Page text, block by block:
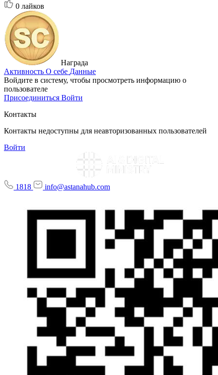
0 лайков
Награда
Активность О себе Данные
Войдите в систему, чтобы просмотреть информацию о
пользователе
Присоединиться Войти
Контакты
Контакты недоступны для неавторизованных пользователей
Войти
1818 info@astanahub.com